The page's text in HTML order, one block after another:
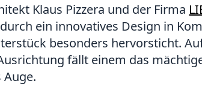
Klaus Pizzera und der Firma
ein innovatives Design in
besonders hervorsticht.
fällt einem das